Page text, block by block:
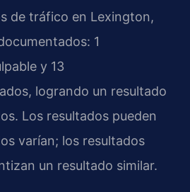
de tráfico en Lexington,
1
y 13
logrando un resultado
Los resultados pueden
varían; los resultados
un resultado similar.